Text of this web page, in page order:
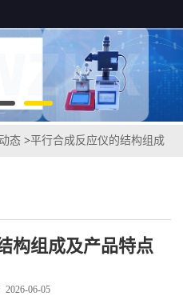
态 >平行合成反应仪的结构组成
构组成及产品特点
2026-06-05